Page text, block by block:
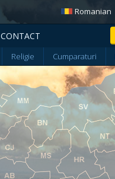
Romanian
CONTACT
Religie Cumparaturi
990 lei
990 lei